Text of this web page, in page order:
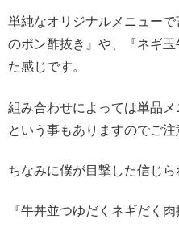
単純なオリジナルメニュー
のポン酢抜き』や、『ネギ
た感じです。
組み合わせによっては単品
という事もありますのでご注
ちなみに僕が目撃した信じ
『牛丼並つゆだくネギだく肉